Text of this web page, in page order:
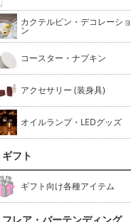
カクテルピン・デコレーショ
ン
コースター・ナプキン
アクセサリー (装身具)
オイルランプ・LEDグッズ
ギフト
ギフト向け各種アイテム